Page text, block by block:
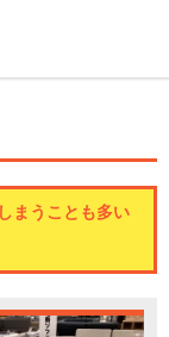
まうことも多い